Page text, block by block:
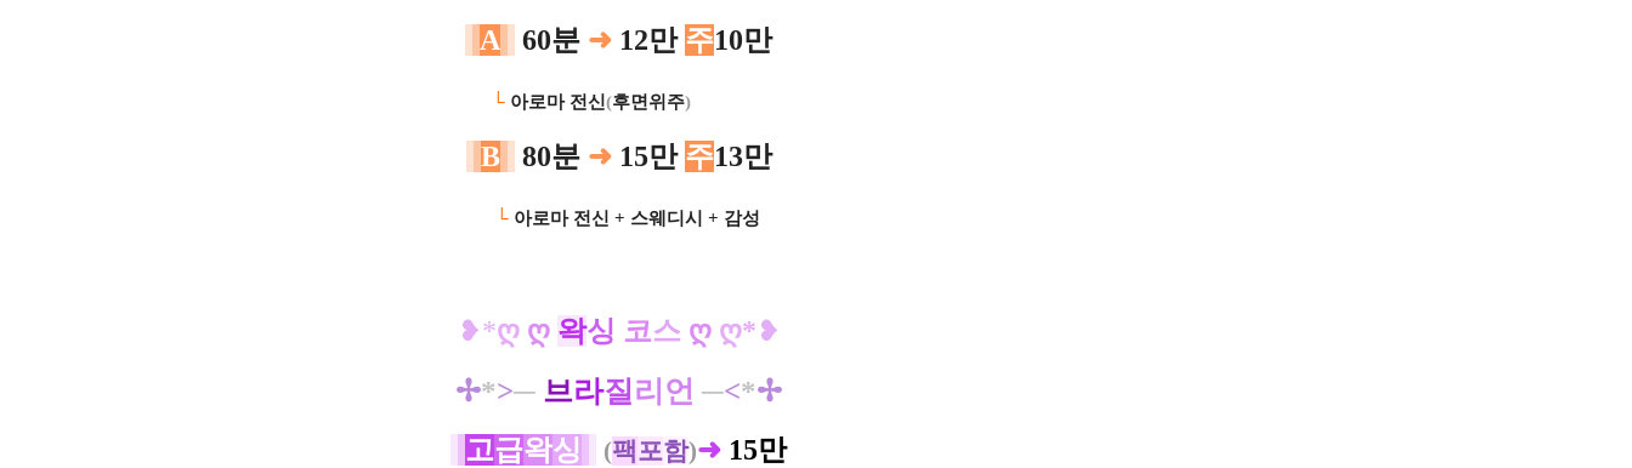
A
60분 ➜ 12만 주10만
└ 아로마 전신(후면위주)
B 80분 ➜15만 주13만
└ 아로마 전신 + 스웨디시 + 감성
​❥*ღ ღ 왁싱 코스 ღ ღ*​❥
✢*>─ 브라질 리언 ─<*✢
고급왁싱 (팩포함)➜ 15만